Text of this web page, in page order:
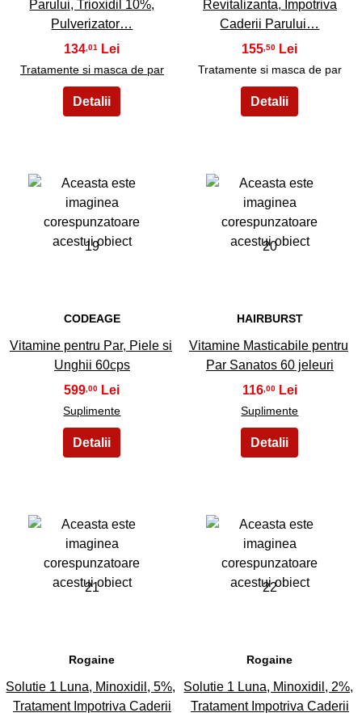
Parului, Trioxidil 10%,
Pulverizator…
134 ,01
Tratamente si masca de par
Revitalizanta, Impotriva
Caderii Parului…
155 ,50
Tratamente si masca de par
19
CODEAGE
Vitamine pentru Par, Piele si
Unghii 60cps
599 ,00
Suplimente
20
HAIRBURST
Vitamine Masticabile pentru
Par Sanatos 60 jeleuri
116,00
Suplimente
21
Rogaine
Solutie 1 Luna, Minoxidil, 5%,
Tratament Impotriva Caderii
22
Rogaine
Solutie 1 Luna, Minoxidil, 2%,
Tratament Impotriva Caderii